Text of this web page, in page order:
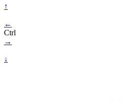
↑
←
Ctrl
→
↓